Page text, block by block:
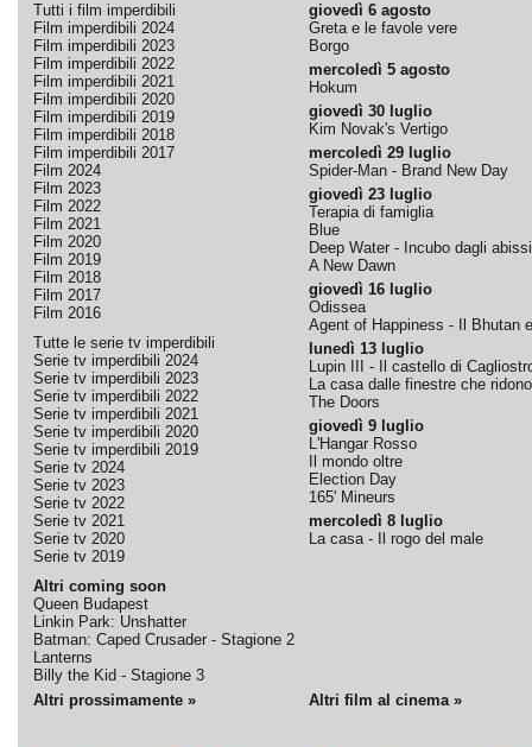
Tutti i film imperdibili
Film imperdibili 2024
Film imperdibili 2023
Film imperdibili 2022
Film imperdibili 2021
Film imperdibili 2020
Film imperdibili 2019
Film imperdibili 2018
Film imperdibili 2017
Film 2024
Film 2023
Film 2022
Film 2021
Film 2020
Film 2019
Film 2018
Film 2017
Film 2016
Tutte le serie tv imperdibili
Serie tv imperdibili 2024
Serie tv imperdibili 2023
Serie tv imperdibili 2022
Serie tv imperdibili 2021
Serie tv imperdibili 2020
Serie tv imperdibili 2019
Serie tv 2024
Serie tv 2023
Serie tv 2022
Serie tv 2021
Serie tv 2020
Serie tv 2019
Altri coming soon
Queen Budapest
Linkin Park: Unshatter
Batman: Caped Crusader - Stagione 2
Lanterns
Billy the Kid - Stagione 3
giovedì 6 agosto
Greta e le favole vere
Borgo
mercoledì 5 agosto
Hokum
giovedì 30 luglio
Kim Novak's Vertigo
mercoledì 29 luglio
Spider-Man - Brand New Day
giovedì 23 luglio
Terapia di famiglia
Blue
Deep Water - Incubo dagli abissi
A New Dawn
giovedì 16 luglio
Odissea
Agent of Happiness - Il Bhutan
lunedì 13 luglio
Lupin III - Il castello di
La casa dalle finestre che ridono
The Doors
giovedì 9 luglio
L'Hangar Rosso
Il mondo oltre
Election Day
165' Mineurs
mercoledì 8 luglio
La casa - Il rogo del male
Altri prossimamente » Altri film al cinema »